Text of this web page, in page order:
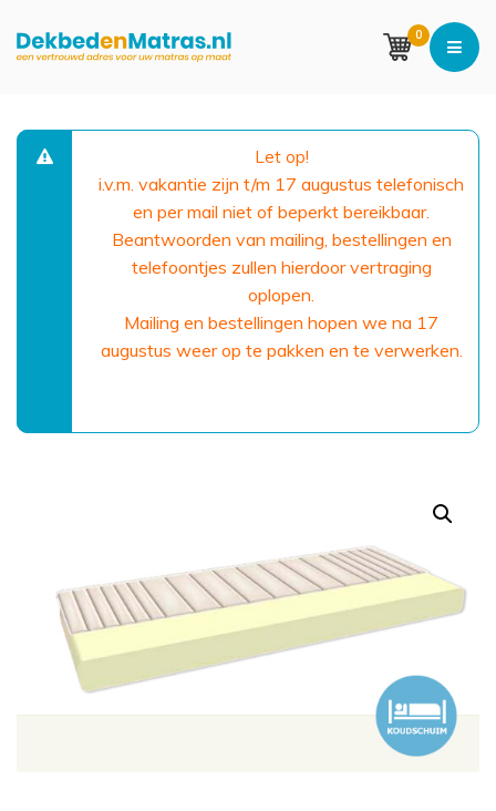
0
Let op!
i.v.m. vakantie zijn t/m 17 augustus telefonisch
en per mail niet of beperkt bereikbaar.
Beantwoorden van mailing, bestellingen en
telefoontjes zullen hierdoor vertraging
oplopen.
Mailing en bestellingen hopen we na 17
augustus weer op te pakken en te verwerken.